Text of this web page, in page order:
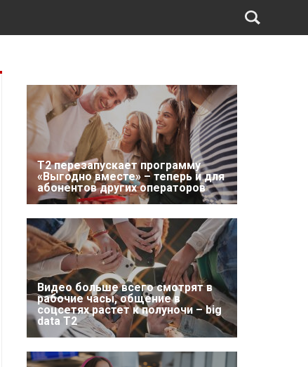
Т2 перезапускает программу
«Выгодно вместе» – теперь и для
абонентов других операторов
Видео больше всего смотрят в
рабочие часы, общение в
соцсетях растет к полуночи – big
data T2